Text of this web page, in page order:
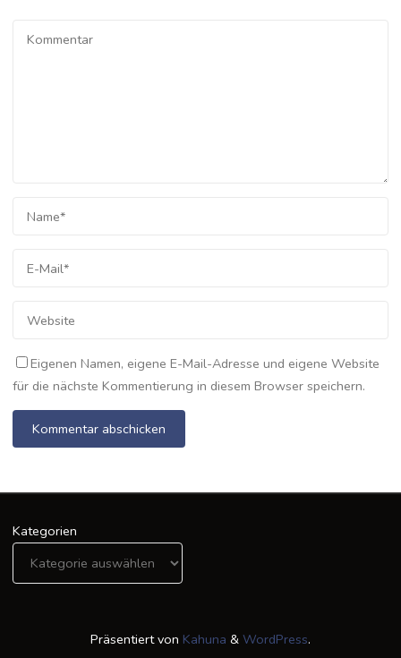
Eigenen Namen, eigene E-Mail-Adresse und eigene Website
für die nächste Kommentierung in diesem Browser speichern.
Kategorien
Präsentiert von Kahuna & WordPress.